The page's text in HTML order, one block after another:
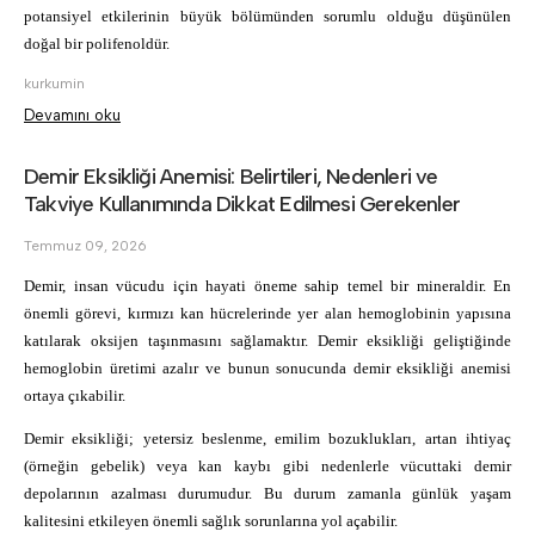
potansiyel etkilerinin büyük bölümünden sorumlu olduğu düşünülen
doğal bir polifenoldür.
kurkumin
Devamını oku
Demir Eksikliği Anemisi: Belirtileri, Nedenleri ve
Takviye Kullanımında Dikkat Edilmesi Gerekenler
Temmuz 09, 2026
Demir, insan vücudu için hayati öneme sahip temel bir mineraldir. En
önemli görevi, kırmızı kan hücrelerinde yer alan hemoglobinin yapısına
katılarak oksijen taşınmasını sağlamaktır. Demir eksikliği geliştiğinde
hemoglobin üretimi azalır ve bunun sonucunda demir eksikliği anemisi
ortaya çıkabilir.
Demir eksikliği; yetersiz beslenme, emilim bozuklukları, artan ihtiyaç
(örneğin gebelik) veya kan kaybı gibi nedenlerle vücuttaki demir
depolarının azalması durumudur. Bu durum zamanla günlük yaşam
kalitesini etkileyen önemli sağlık sorunlarına yol açabilir.